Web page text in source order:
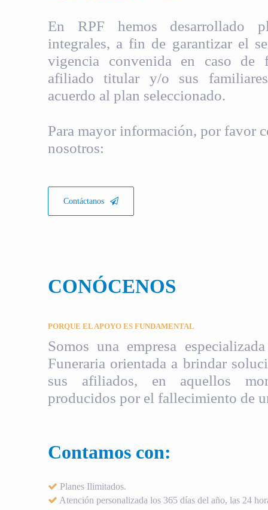
En RPF hemos desarrollado
integrales, a fin de garantizar el
vigencia convenida en caso de
afiliado titular y/o sus
acuerdo al plan seleccionado.
Para mayor información, por favor
nosotros:
Contáctanos
CONÓCENOS
PORQUE EL APOYO ES FUNDAMENTAL
Somos una empresa
Funeraria orientada a brindar
sus afiliados, en aquellos
producidos por el fallecimiento de
Contamos con:
Planes Ilimitados.
Atención personalizada los 365 días del año, las 24